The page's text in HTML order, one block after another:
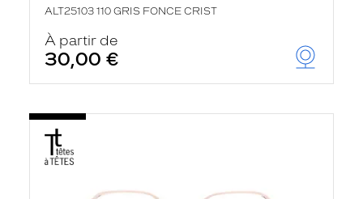
ALT25103 110 GRIS FONCE CRIST
À partir de
30,00 €